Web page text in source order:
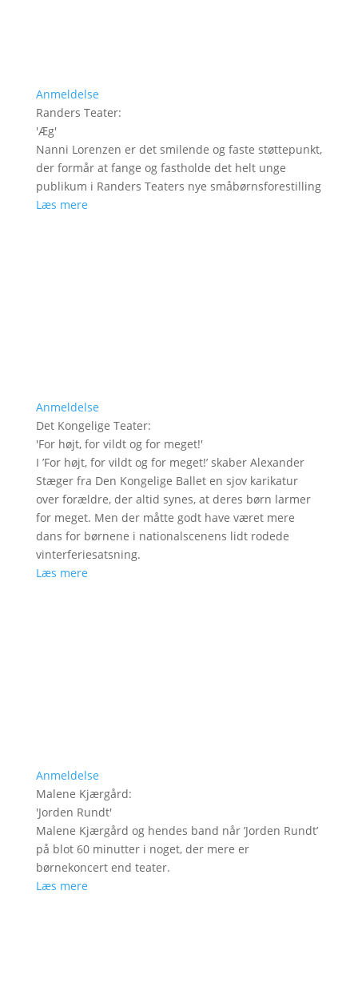
Anmeldelse
Randers Teater:
'Æg'
Nanni Lorenzen er det smilende og faste støttepunkt,
der formår at fange og fastholde det helt unge
publikum i Randers Teaters nye småbørnsforestilling
Læs mere
Anmeldelse
Det Kongelige Teater:
'For højt, for vildt og for meget!'
I ’For højt, for vildt og for meget!’ skaber Alexander
Stæger fra Den Kongelige Ballet en sjov karikatur
over forældre, der altid synes, at deres børn larmer
for meget. Men der måtte godt have været mere
dans for børnene i nationalscenens lidt rodede
vinterferiesatsning.
Læs mere
Anmeldelse
Malene Kjærgård:
'Jorden Rundt'
Malene Kjærgård og hendes band når ’Jorden Rundt’
på blot 60 minutter i noget, der mere er
børnekoncert end teater.
Læs mere